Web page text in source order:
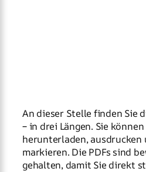
An dieser Stelle finden Sie
– in drei Längen. Sie
herunterladen,
markieren. Die PDFs sind
gehalten, damit Sie direkt